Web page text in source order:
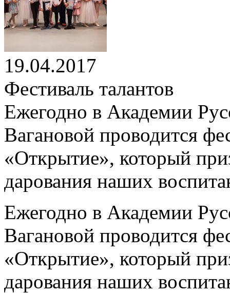
19.04.2017
Фестиваль талантов
Ежегодно в Академии
Вагановой проводится
«Открытие», который
дарования наших
Ежегодно в Академии
Вагановой проводится
«Открытие», который
дарования наших